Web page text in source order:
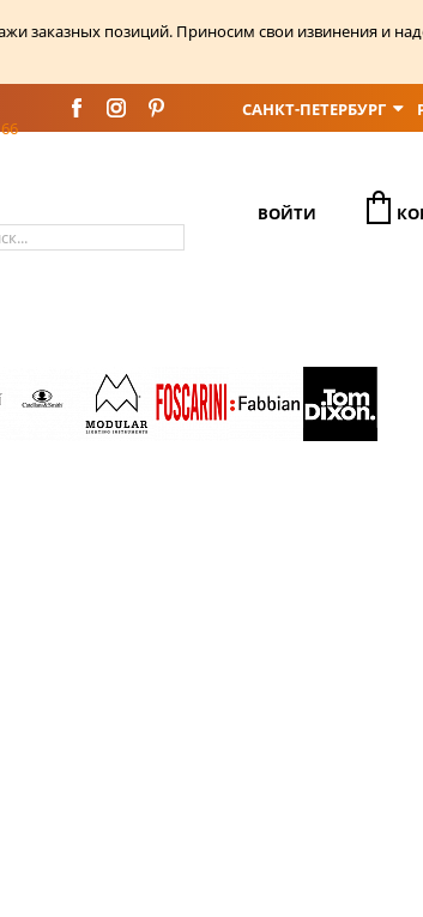
заказных позиций. Приносим свои извинения и
САНКТ-ПЕТЕРБУРГ
ВОЙТИ